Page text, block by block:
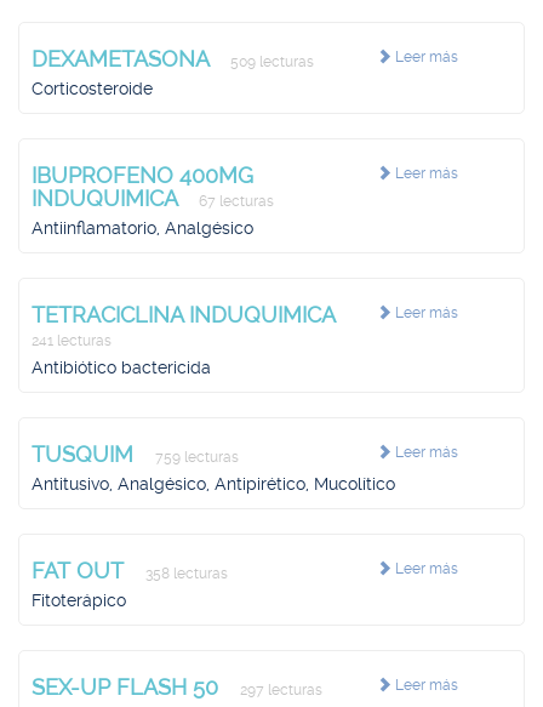
Leer más
DEXAMETASONA 509 lecturas
Corticosteroide
Leer más
IBUPROFENO 400MG
INDUQUIMICA
67 lecturas
Antiinflamatorio, Analgésico
Leer más
TETRACICLINA INDUQUIMICA
241 lecturas
Antibiótico bactericida
Leer más
TUSQUIM 759 lecturas
Antitusivo, Analgésico, Antipirético, Mucolítico
Leer más
FAT OUT 358 lecturas
Fitoterápico
Leer más
SEX-UP FLASH 50 297 lecturas